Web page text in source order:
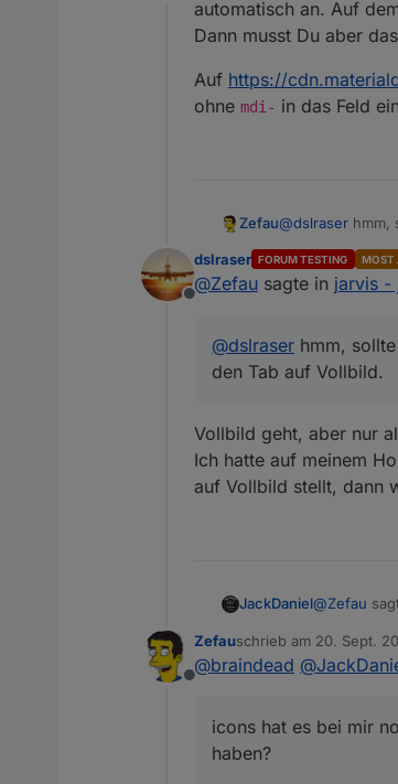
hi,
hab nichts
icons hat
Offline
automatisch an. Auf
Dann musst Du aber
Auf https://
ohne mdi- in das Feld
Zefau@dslraser hmm,
Offline
dslraser FORUM TESTING MOST
@Zefau sagte in jarvis -
@dslraser hmm,
den Tab auf Vollbild.
Vollbild geht, aber nur
Ich hatte auf meinem
auf Vollbild stellt, dann
JackDaniel@Zefau
@
hab nichts
Offline
Zefauschrieb am 20. Sept.
zuletzt editiert von
@braindead @
icons hat es bei mir
haben?